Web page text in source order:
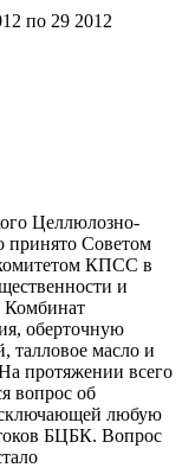
по 29 2012
Целлюлозно-
Советом
КПСС в
и
Комбинат
оберточную
талловое масло и
протяжении всего
вопрос об
любую
БЦБК. Вопрос